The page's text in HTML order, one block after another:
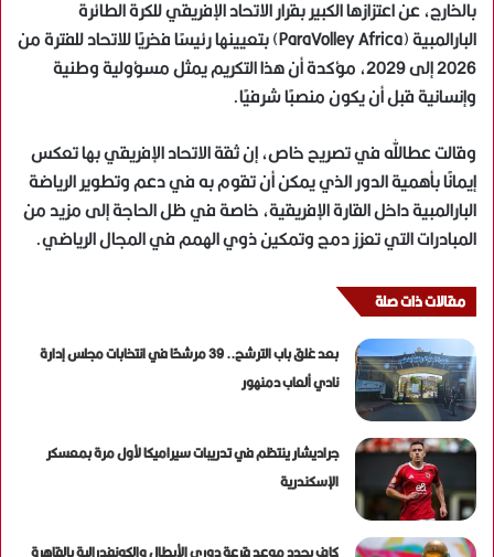
بالخارج، عن اعتزازها الكبير بقرار الاتحاد الإفريقي للكرة الطائرة
البارالمبية (ParaVolley Africa) بتعيينها رئيسًا فخريًا للاتحاد للفترة من
2026 إلى 2029، مؤكدة أن هذا التكريم يمثل مسؤولية وطنية
وإنسانية قبل أن يكون منصبًا شرفيًا.
وقالت عطالله في تصريح خاص، إن ثقة الاتحاد الإفريقي بها تعكس
إيمانًا بأهمية الدور الذي يمكن أن تقوم به في دعم وتطوير الرياضة
البارالمبية داخل القارة الإفريقية، خاصة في ظل الحاجة إلى مزيد من
المبادرات التي تعزز دمج وتمكين ذوي الهمم في المجال الرياضي.
مقالات ذات صلة
بعد غلق باب الترشح.. 39 مرشحًا في انتخابات مجلس إدارة
نادي ألعاب دمنهور
جراديشار ينتظم في تدريبات سيراميكا لأول مرة بمعسكر
الإسكندرية
كاف يحدد موعد قرعة دوري الأبطال والكونفدرالية بالقاهرة